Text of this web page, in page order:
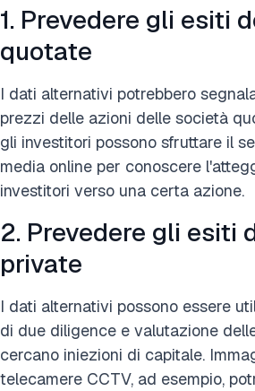
1. Prevedere gli esiti
quotate
I dati alternativi potrebbero
prezzi delle azioni delle società
gli investitori possono sfruttare il
media online per conoscere
investitori verso una certa azione.
2. Prevedere gli esiti
private
I dati alternativi possono essere
di due diligence e valutazione
cercano iniezioni di capitale.
telecamere CCTV, ad esempio,